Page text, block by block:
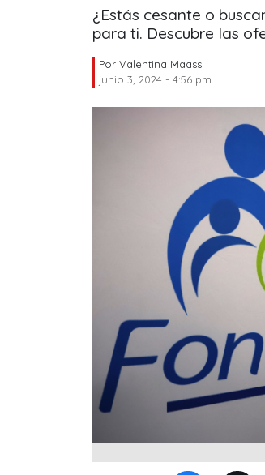
¿Estás cesante o
para ti. Descubre las
Por Valentina Maass
junio 3, 2024 - 4:56 pm